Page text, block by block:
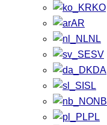
KO
AR
NL
SV
DA
SL
NB
PL